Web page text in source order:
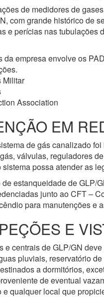
de medidores de
com grande histórico de
e perícias nas
empresa envolve os
Militar
Association
EM
de gás canalizado
válvulas, reguladores
possa atender as
estanqueidade de GLP/
junto ao CFT –
para manutenções e
E
e centrais de GLP/GN
pluviais, reservatório
a dormitórios,
de eventual
qualquer local que